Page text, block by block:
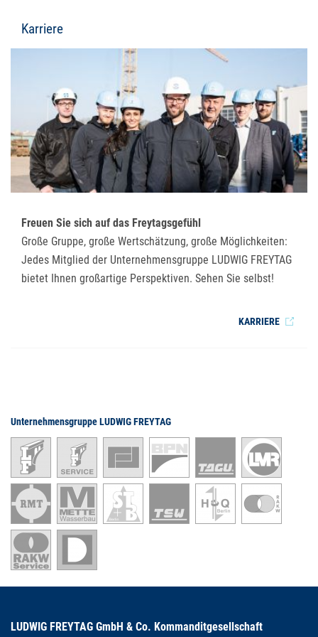
Karriere
Freuen Sie sich auf das Freytagsgefühl
Große Gruppe, große Wertschätzung, große Möglichkeiten:
Jedes Mitglied der Unternehmensgruppe LUDWIG FREYTAG
bietet Ihnen großartige Perspektiven. Sehen Sie selbst!
KARRIERE
Unternehmensgruppe LUDWIG FREYTAG
LUDWIG FREYTAG GmbH & Co. Kommanditgesellschaft